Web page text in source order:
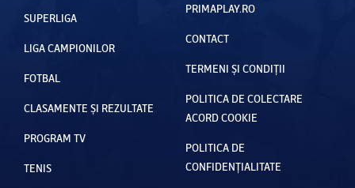
SUPERLIGA
LIGA CAMPIONILOR
FOTBAL
CLASAMENTE ȘI REZULTATE
PROGRAM TV
TENIS
PRIMAPLAY.RO
CONTACT
TERMENI ȘI CONDIȚII
POLITICA DE COLECTARE
ACORD COOKIE
POLITICA DE
CONFIDENȚIALITATE